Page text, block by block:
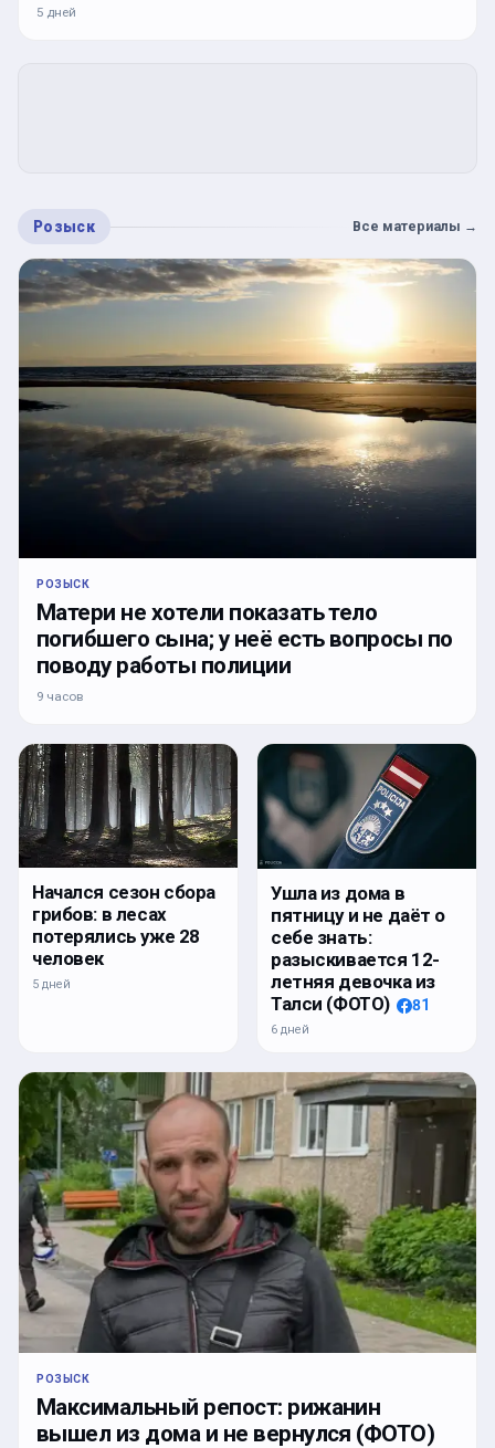
5 дней
Розыск Все материалы →
РОЗЫСК
Матери не хотели показать тело
погибшего сына; у неё есть вопросы по
поводу работы полиции
9 часов
Начался сезон сбора
грибов: в лесах
потерялись уже 28
человек
5 дней
Ушла из дома в
пятницу и не даёт о
себе знать:
разыскивается 12-
летняя девочка из
Талси (ФОТО)
81
6 дней
РОЗЫСК
Максимальный репост: рижанин
вышел из дома и не вернулся (ФОТО)